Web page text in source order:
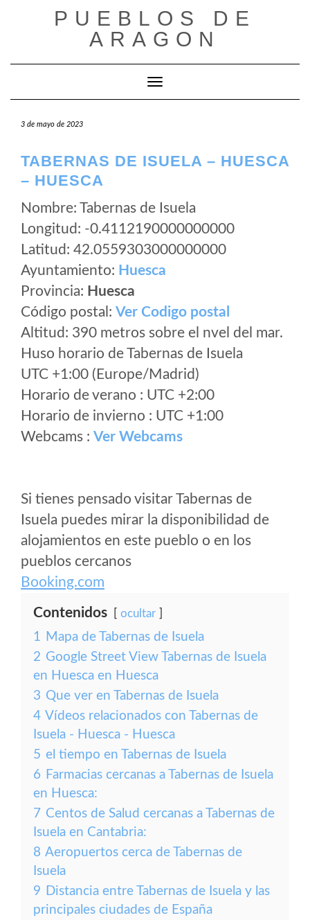
PUEBLOS DE
ARAGON
Cambiar modo de navegación
3 de mayo de 2023
TABERNAS DE ISUELA – HUESCA
– HUESCA
Nombre: Tabernas de Isuela
Longitud: -0.4112190000000000
Latitud: 42.0559303000000000
Ayuntamiento: Huesca
Provincia: Huesca
Código postal: Ver Codigo postal
Altitud: 390 metros sobre el nvel del mar.
Huso horario de Tabernas de Isuela
UTC +1:00 (Europe/Madrid)
Horario de verano : UTC +2:00
Horario de invierno : UTC +1:00
Webcams : Ver Webcams
Si tienes pensado visitar Tabernas de
Isuela puedes mirar la disponibilidad de
alojamientos en este pueblo o en los
pueblos cercanos
Booking.com
Contenidos ocultar
1 Mapa de Tabernas de Isuela
2 Google Street View Tabernas de Isuela
en Huesca en Huesca
3 Que ver en Tabernas de Isuela
4 Vídeos relacionados con Tabernas de
Isuela - Huesca - Huesca
5 el tiempo en Tabernas de Isuela
6 Farmacias cercanas a Tabernas de Isuela
en Huesca:
7 Centos de Salud cercanas a Tabernas de
Isuela en Cantabria:
8 Aeropuertos cerca de Tabernas de
Isuela
9 Distancia entre Tabernas de Isuela y las
principales ciudades de España